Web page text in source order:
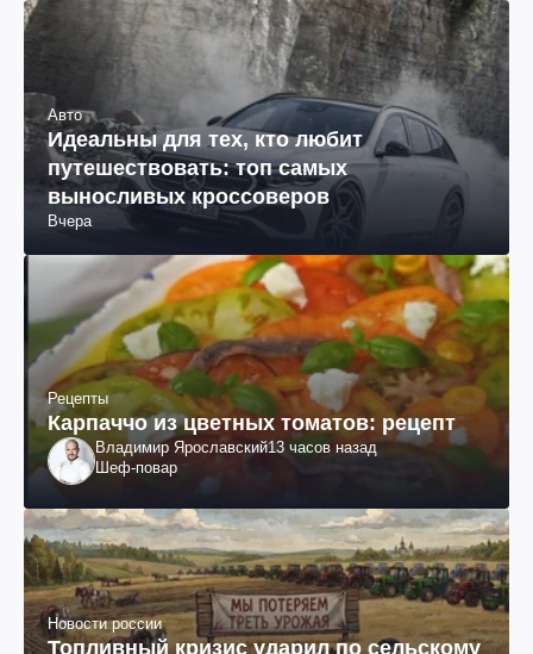
Авто
Идеальны для тех, кто любит
путешествовать: топ самых
выносливых кроссоверов
Вчера
Рецепты
Карпаччо из цветных томатов: рецепт
Владимир Ярославский13 часов назад
Шеф-повар
Новости россии
Топливный кризис ударил по сельскому